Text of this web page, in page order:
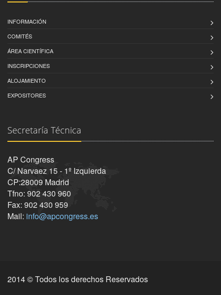
INFORMACIÓN
COMITÉS
ÁREA CIENTÍFICA
INSCRIPCIONES
ALOJAMIENTO
EXPOSITORES
Secretaría Técnica
AP Congress
C/ Narvaez 15 - 1º Izquierda
CP:28009 Madrid
Tfno: 902 430 960
Fax: 902 430 959
Mail: info@apcongress.es
2014 © Todos los derechos Reservados